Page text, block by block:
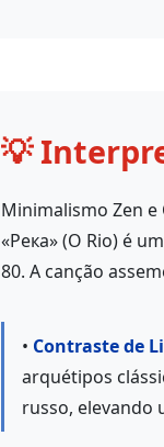
💡
Minimalismo Zen
«Река» (O Rio) é
80. A canção
• Contraste de
arquétipos
russo, elevando